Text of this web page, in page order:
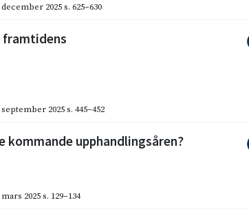
december 2025 s. 625–630
framtidens
september 2025 s. 445–452
kommande upphandlingsåren?
mars 2025 s. 129–134